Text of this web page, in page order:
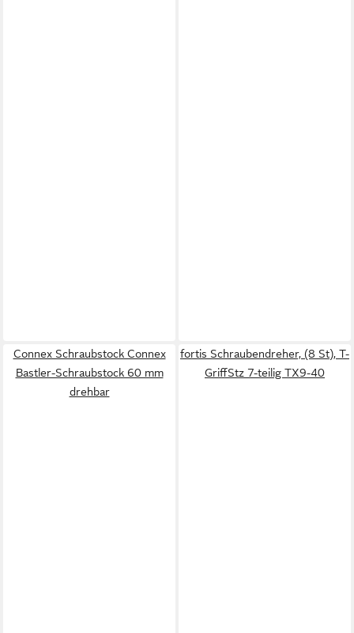
Connex Schraubstock Connex
Bastler-Schraubstock 60 mm
drehbar
fortis Schraubendreher, (8 St), T-
GriffStz 7-teilig TX9-40